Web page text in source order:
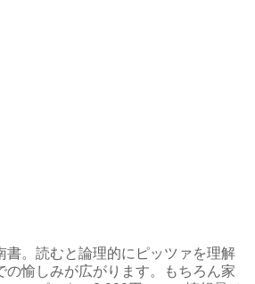
書。読むと論理的にピッツァを理解
の愉しみが広がります。もちろん家